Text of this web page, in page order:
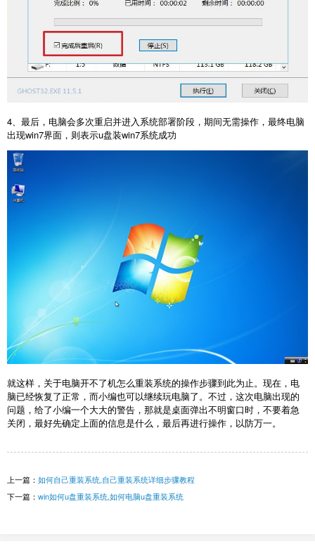
4、最后，电脑会多次重启并进入系统部署阶段，期间无需操作，最终电脑
出现win7界面，则表示u盘装win7系统成功
就这样，关于电脑开不了机怎么重装系统的操作步骤到此为止。现在，电
脑已经恢复了正常，而小编也可以继续玩电脑了。不过，这次电脑出现的
问题，给了小编一个大大的警告，那就是桌面弹出不明窗口时，不要着急
关闭，最好先确定上面的信息是什么，最后再进行操作，以防万一。
上一篇： 如何自己重装系统,自己重装系统详细步骤教程
下一篇： win如何u盘重装系统,如何电脑u盘重装系统